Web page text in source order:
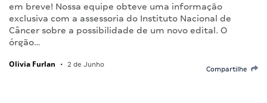
em breve! Nossa equipe obteve uma informação
exclusiva com a assessoria do Instituto Nacional de
Câncer sobre a possibilidade de um novo edital. O
órgão…
Olivia Furlan • 2 de Junho
Compartilhe